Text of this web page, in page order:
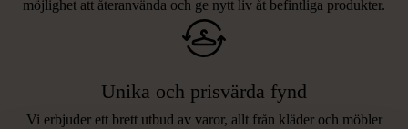
möjlighet att återanvända och ge nytt liv åt befintliga produkter.
Unika och prisvärda fynd
Vi erbjuder ett brett utbud av varor, allt från kläder och möbler